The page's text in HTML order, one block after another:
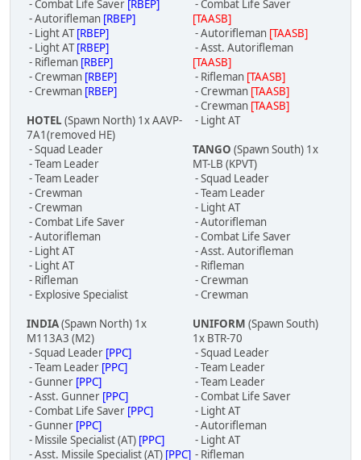
- Combat Life Saver [RBEP]
- Autorifleman [RBEP]
- Light AT[RBEP]
- Light AT[RBEP]
- Rifleman [RBEP]
- Crewman [RBEP]
- Crewman [RBEP]
HOTEL (Spawn North) 1x AAVP-
7A1(removed HE)
- Squad Leader
- Team Leader
- Team Leader
- Crewman
- Crewman
- Combat Life Saver
- Autorifleman
- Light AT
- Light AT
- Rifleman
- Explosive Specialist
INDIA(Spawn North) 1x
M113A3 (M2)
- Squad Leader [PPC]
- Team Leader [PPC]
- Gunner [PPC]
- Asst. Gunner [PPC]
- Combat Life Saver [PPC]
- Gunner [PPC]
- Missile Specialist (AT) [PPC]
- Asst. Missile Specialist (AT) [PPC]
- Combat Life Saver
[TAASB]
- Autorifleman [TAASB]
- Asst. Autorifleman
[TAASB]
- Rifleman [TAASB]
- Crewman [TAASB]
- Crewman [TAASB]
- Light AT
TANGO (Spawn South) 1x
MT-LB (KPVT)
- Squad Leader
- Team Leader
- Light AT
- Autorifleman
- Combat Life Saver
- Asst. Autorifleman
- Rifleman
- Crewman
- Crewman
UNIFORM (Spawn South)
1x BTR-70
- Squad Leader
- Team Leader
- Team Leader
- Combat Life Saver
- Light AT
- Autorifleman
- Light AT
- Rifleman